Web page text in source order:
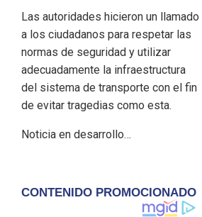
Las autoridades hicieron un llamado
a los ciudadanos para respetar las
normas de seguridad y utilizar
adecuadamente la infraestructura
del sistema de transporte con el fin
de evitar tragedias como esta.
Noticia en desarrollo…